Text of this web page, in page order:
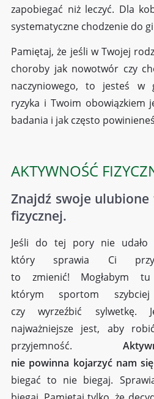
zapobiegać niż leczyć. Dla
systematyczne chodzenie do
Pamiętaj, że jeśli w Twojej
choroby jak nowotwór czy
naczyniowego, to jesteś w
ryzyka i Twoim obowiązkiem
badania i jak często
AKTYWNOŚĆ
Znajdź swoje
fizycznej.
Jeśli do tej pory nie udało
który sprawia Ci
to zmienić! Mogłabym
którym sportom
czy wyrzeźbić sylwetkę.
najważniejsze jest, aby
przyjemność.
nie powinna kojarzyć nam
biegać to nie biegaj.